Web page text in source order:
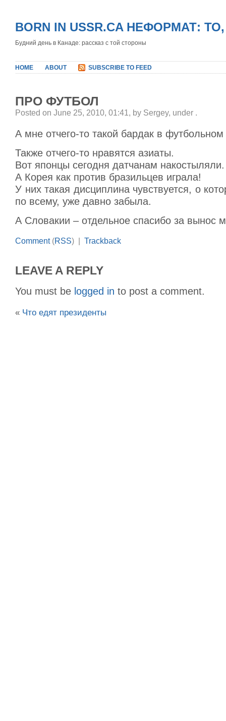
BORN IN USSR.CA НЕФОРМАТ:
Будний день в Канаде: рассказ с той стороны
HOME ABOUT SUBSCRIBE TO FEED
ПРО ФУТБОЛ
Posted on June 25, 2010, 01:41, by Sergey, under .
А мне отчего-то такой бардак в
Также отчего-то нравятся азиаты.
Вот японцы сегодня датчанам накостыляли.
А Корея как против бразильцев играла!
У них такая дисциплина чувствуется, о
по всему, уже давно забыла.
А Словакии – отдельное спасибо за вынос
Comment(RSS) | Trackback
LEAVE A REPLY
You must be logged in to post a comment.
« Что едят президенты